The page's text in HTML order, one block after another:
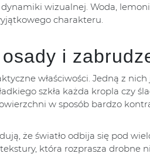
wizualnej. Woda,
charakteru.
i
właściwości. Jedną z nich
szkła każda kropla czy
w sposób bardzo
że światło odbija się pod
która rozprasza drobne